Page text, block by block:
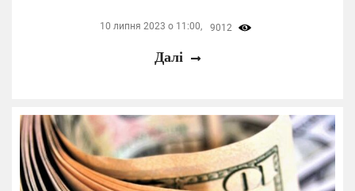
10 липня 2023 о 11:00, 9012
Далі